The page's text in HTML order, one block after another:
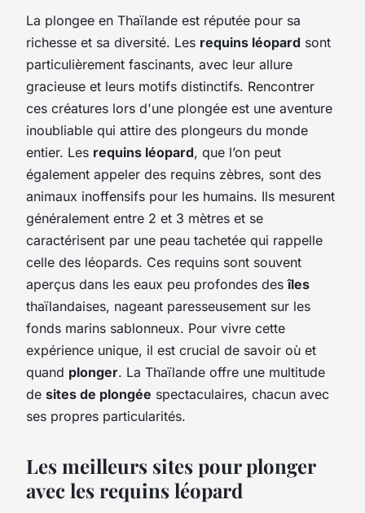
La plongee en Thaïlande est réputée pour sa
richesse et sa diversité. Les requins léopard sont
particulièrement fascinants, avec leur allure
gracieuse et leurs motifs distinctifs. Rencontrer
ces créatures lors d'une plongée est une aventure
inoubliable qui attire des plongeurs du monde
entier. Les requins léopard, que l’on peut
également appeler des requins zèbres, sont des
animaux inoffensifs pour les humains. Ils mesurent
généralement entre 2 et 3 mètres et se
caractérisent par une peau tachetée qui rappelle
celle des léopards. Ces requins sont souvent
aperçus dans les eaux peu profondes desîles
thaïlandaises, nageant paresseusement sur les
fonds marins sablonneux. Pour vivre cette
expérience unique, il est crucial de savoir où et
quand plonger. La Thaïlande offre une multitude
de sites de plongée spectaculaires, chacun avec
ses propres particularités.
Les meilleurs sites pour plonger
avec les requins léopard